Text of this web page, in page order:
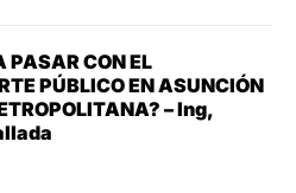
PASAR CON EL
PÚBLICO EN ASUNCIÓN
– Ing,